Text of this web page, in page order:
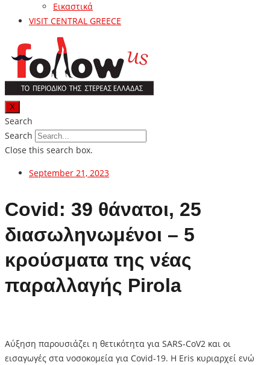
Εικαστικά
VISIT CENTRAL GREECE
X
Search
Search
Close this search box.
September 21, 2023
Covid: 39 θάνατοι, 25
διασωληνωμένοι – 5
κρούσματα της νέας
παραλλαγής Pirola
Αύξηση παρουσιάζει η θετικότητα για SARS-CoV2 και οι
εισαγωγές στα νοσοκομεία για Covid-19. Η Eris κυριαρχεί ενώ